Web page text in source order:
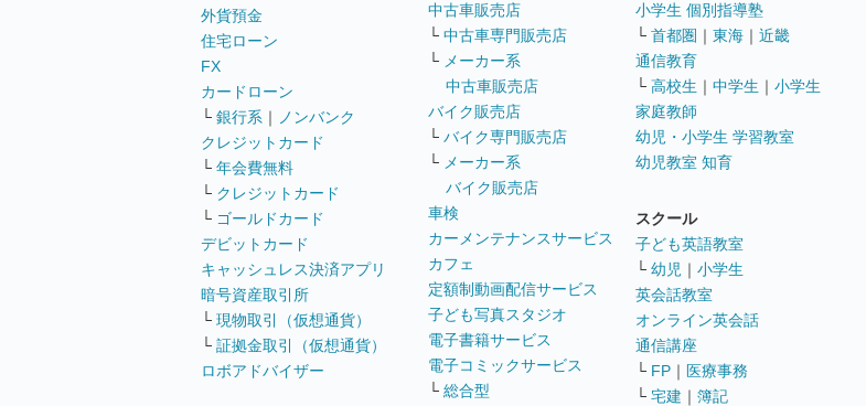
外貨預金
住宅ローン
FX
カードローン
└ 銀行系 ｜
ノンバンク
クレジットカード
└ 年会費無料
└ クレジットカード
└ ゴールドカード
デビットカード
キャッシュレス決済アプリ
暗号資産取引所
└ 現物取引（仮想通貨）
└ 証拠金取引（仮想通貨）
ロボアドバイザー
中古車販売店
└ 中古車専門販売店
└ メーカー系
中古車販売店
バイク販売店
└ バイク専門販売店
└ メーカー系
バイク販売店
車検
カーメンテナンスサービス
カフェ
定額制動画配信サービス
子ども写真スタジオ
電子書籍サービス
電子コミックサービス
└ 総合型
小学生 個別指導塾
└ 首都圏 ｜ 東海 ｜ 近畿
通信教育
└ 高校生 ｜ 中学生 ｜ 小学生
家庭教師
幼児・小学生 学習教室
幼児教室 知育
スクール
子ども英語教室
└ 幼児 ｜ 小学生
英会話教室
オンライン英会話
通信講座
└ FP ｜ 医療事務
└ 宅建 ｜ 簿記